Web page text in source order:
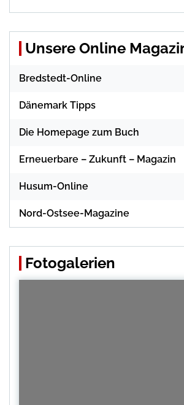
Unsere Online
Bredstedt-Online
Dänemark Tipps
Die Homepage zum Buch
Erneuerbare – Zukunft – Magazin
Husum-Online
Nord-Ostsee-Magazine
Fotogalerien